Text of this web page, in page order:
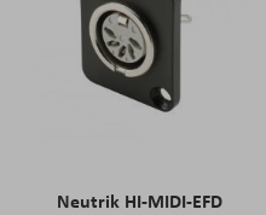
Neutrik HI-MIDI-EFD